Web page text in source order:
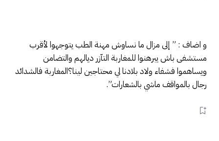
و اضاف : ” إلى مزال ما نساوش مهنة الطب يتوجهوا لأقرب
مستشفى باش يبرهنوا للمغاربة التآزر ديالهم والتضامن
ويساهموا فشفاء ولاد بلادنا لي محتاجين لينا؟المغاربة فالشدائد
رجال بالمواقف ماشي بالشعارات”.